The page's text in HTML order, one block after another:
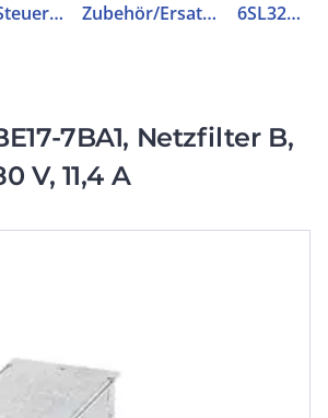
Steuer & Regelgeräte Zubehör/Ersatzteile für Frequenzregler 6SL32030BE177BA1
7BA1, Netzfilter B,
V, 11,4 A